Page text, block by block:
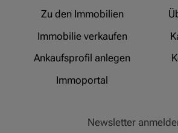
Zu den Immobilien
Immobilie verkaufen
Ankaufsprofil anlegen
Immoportal
Newsletter